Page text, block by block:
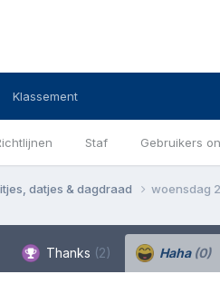
Staf Gebruikers
Klassement
datjes & dagdraad woensdag
Thanks (2) Haha (0)